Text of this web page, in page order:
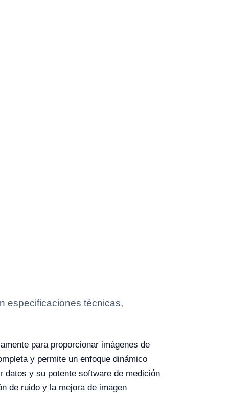
especificaciones técnicas,
para proporcionar imágenes de
y permite un enfoque dinámico
datos y su potente software de medición
de ruido y la mejora de imagen